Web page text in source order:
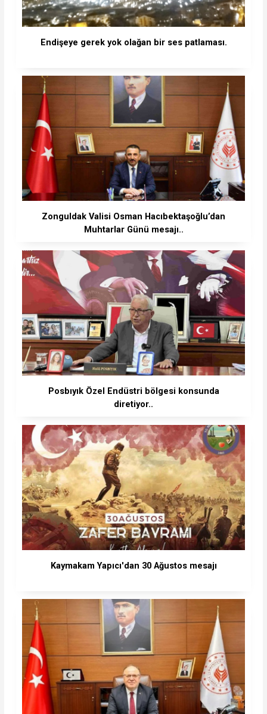
Endişeye gerek yok olağan bir ses patlaması.
Zonguldak Valisi Osman Hacıbektaşoğlu’dan
Muhtarlar Günü mesajı..
Posbıyık Özel Endüstri bölgesi konsunda
diretiyor..
Kaymakam Yapıcı'dan 30 Ağustos mesajı